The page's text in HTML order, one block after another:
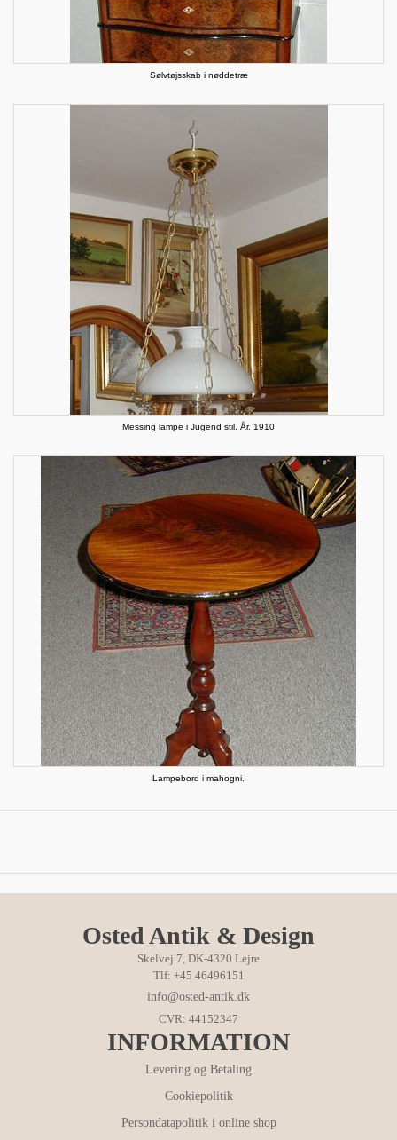
Sølvtøjsskab i nøddetræ
Messing lampe i Jugend stil. År. 1910
Lampebord i mahogni.
Osted Antik & Design
Skelvej 7, DK-4320 Lejre
Tlf: +45 46496151
info@osted-antik.dk
CVR: 44152347
INFORMATION
Levering og Betaling
Cookiepolitik
Persondatapolitik i online shop